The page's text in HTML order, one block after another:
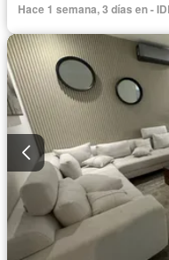
Hace 1 semana, 3 días en -